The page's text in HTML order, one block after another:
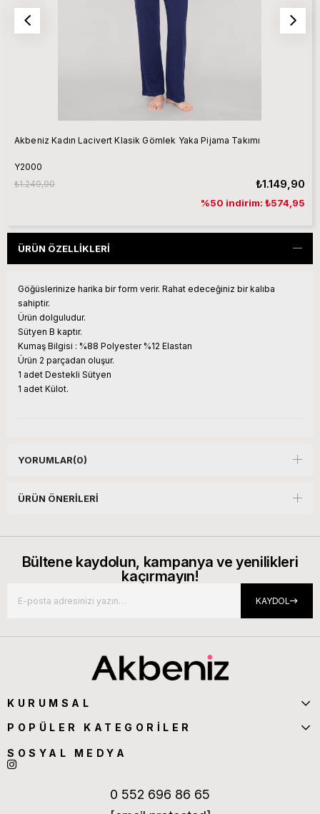
Akbeniz Kadın Lacivert Klasik Gömlek Yaka Pijama Takımı
Y2000
₺1.149,90
₺1.249,90
%50 indirim: ₺574,95
ÜRÜN ÖZELLIKLERI
Göğüslerinize harika bir form verir. Rahat edeceğiniz bir kalıba
sahiptir.
Ürün dolguludur.
Sütyen B kaptır.
Kumaş Bilgisi : %88 Polyester %12 Elastan
Ürün 2 parçadan oluşur.
1 adet Destekli Sütyen
1 adet Külot.
YORUMLAR(0)
ÜRÜN ÖNERILERI
Bültene kaydolun, kampanya ve yenilikleri
kaçırmayın!
KAYDOL
KURUMSAL
POPÜLER KATEGORİLER
SOSYAL MEDYA
0 552 696 86 65